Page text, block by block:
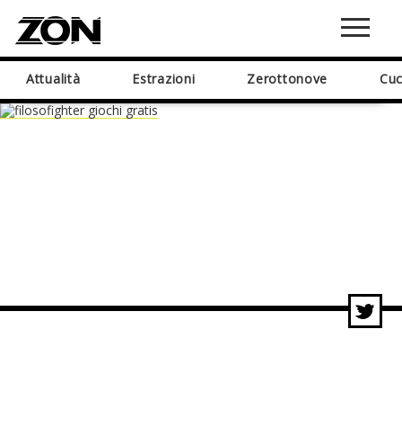
Attualità Estrazioni Zerottonove